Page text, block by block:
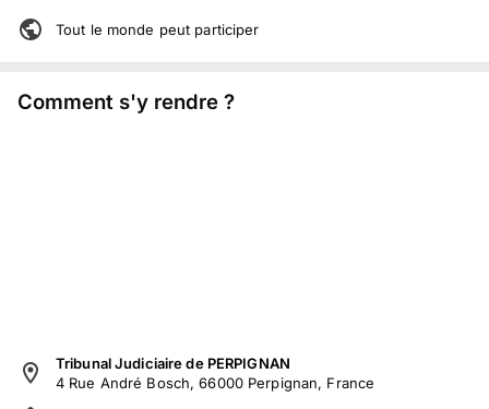
Tout le monde peut participer
Comment s'y rendre ?
Tribunal Judiciaire de PERPIGNAN
4 Rue André Bosch, 66000 Perpignan, France